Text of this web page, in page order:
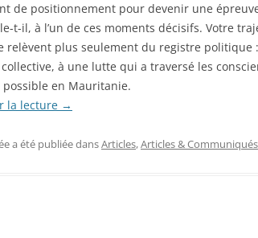
de positionnement pour devenir une
t-il, à l’un de ces moments décisifs. Votre
relèvent plus seulement du registre
à une lutte qui a traversé les
possible en Mauritanie.
la lecture →
a été publiée dansArticles,Articles & Communiqués